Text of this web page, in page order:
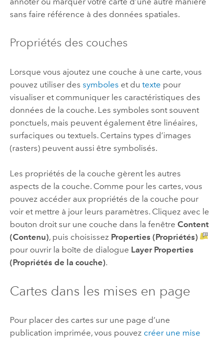
sans faire référence à des données spatiales.
Propriétés des couches
Lorsque vous ajoutez une couche à une carte, vous
pouvez utiliser des symboles et du texte pour
visualiser et communiquer les caractéristiques des
données de la couche. Les symboles sont souvent
ponctuels, mais peuvent également être linéaires,
surfaciques ou textuels. Certains types d’images
(rasters) peuvent aussi être symbolisés.
Les propriétés de la couche gèrent les autres
aspects de la couche. Comme pour les cartes, vous
pouvez accéder aux propriétés de la couche pour
voir et mettre à jour leurs paramètres. Cliquez avec le
bouton droit sur une couche dans la fenêtre Content
(Contenu), puis choisissez Properties (Propriétés)
pour ouvrir la boîte de dialogue Layer Properties
(Propriétés de la couche).
Cartes dans les mises en page
Pour placer des cartes sur une page d’une
publication imprimée, vous pouvez créer une mise